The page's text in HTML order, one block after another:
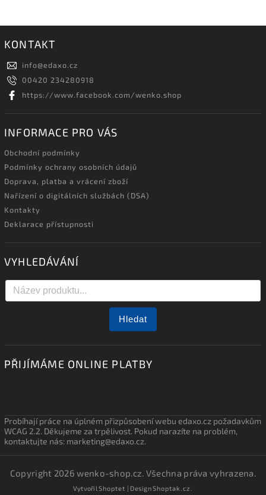
KONTAKT
info@edaxo.cz
00420 234280918
https://www.facebook.com/wenko.shop
INFORMACE PRO VÁS
Obchodní podmínky
Podmínky ochrany osobních údajů
Doprava, platba a vrácení zboží
Nařízení o digitálních službách (DSA)
Kontakty
Deklarace přístupnosti
VYHLEDÁVÁNÍ
Hledat
PŘIJÍMÁME ONLINE PLATBY
Probíhají práce na úplném přizpůsobení webu edaxo.cz požadavkům
WCAG 2.2. Děkujeme za trpělivost. Pokud narazíte na problém,
kontaktujte nás: marketing@edaxo.cz.
Copyright 2026wenko-shop.cz. Všechna práva vyhrazena.
VytvořilShoptet | DesignShoptak.cz.